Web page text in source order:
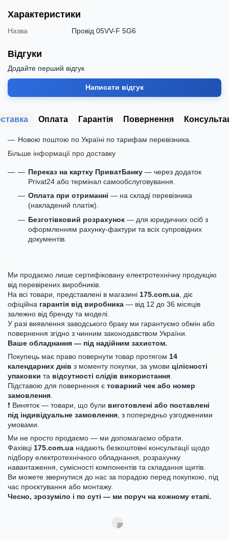
Характеристики
Назва Провід 05VV-F 5G6
Відгуки
Додайте перший відгук
Написати відгук
Оплата Гарантія Повернення
Новою поштою по Україні по тарифам перевізника.
Більше інформації про доставку
Переказ на картку ПриватБанку — через додаток
Privat24 або термінал самообслуговування.
Оплата при отриманні — на складі перевізника
(накладений платіж).
Безготівковий розрахунок — для юридичних осіб з
оформленням рахунку-фактури та всіх супровідних
документів.
Ми продаємо лише сертифіковану електротехнічну продукцію
від перевірених виробників.
На всі товари, представлені в магазині 175.com.ua , діє
офіційна гарантія від виробника — від 12 до 36 місяців
залежно від бренду та моделі.
У разі виявлення заводського браку ми гарантуємо обмін або
повернення згідно з чинним законодавством України.
Ваше обладнання — під надійним захистом.
Покупець має право повернути товар протягом 14
календарних днів з моменту покупки, за умови цілісності
упаковки та відсутності слідів використання
Підставою для повернення є товарний чек або номер
замовлення
❗ Виняток — товари, що були виготовлені або поставлені
під індивідуальне замовлення , з попередньо узгодженими
умовами.
Ми не просто продаємо — ми допомагаємо обрати.
Фахівці 175.com.ua надають безкоштовні консультації щодо
підбору електротехнічного обладнання, розрахунку
навантаження, сумісності компонентів та складання щитів.
Ви можете звернутися до нас за порадою перед покупкою, під
час проєктування або монтажу.
Чесно, зрозуміло і по суті — ми поруч на кожному етапі.